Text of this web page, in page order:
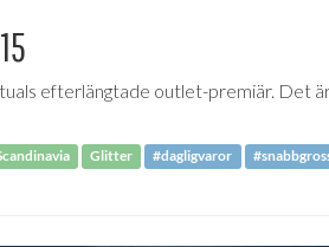
efterlängtade outlet-premiär. Det
Glitter #dagligvaror